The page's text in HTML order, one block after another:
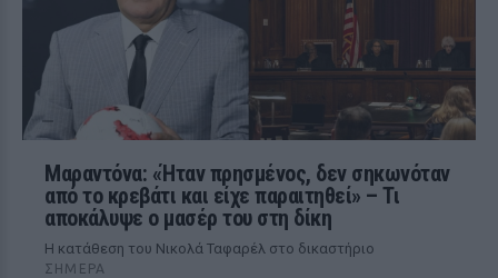
Μαραντόνα: «Ήταν πρησμένος, δεν σηκωνόταν
από το κρεβάτι και είχε παραιτηθεί» – Τι
αποκάλυψε ο μασέρ του στη δίκη
Η κατάθεση του Νικολά Ταφαρέλ στο δικαστήριο
ΣΉΜΕΡΑ